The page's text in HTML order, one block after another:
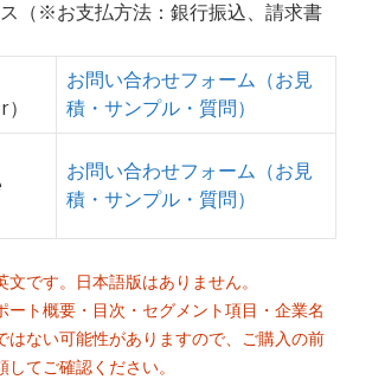
ス（※お支払方法：銀行振込、請求書
お問い合わせフォーム（お見
積・サンプル・質問）
お問い合わせフォーム（お見
積・サンプル・質問）
です。日本語版はありません。
ト概要・目次・セグメント項目・企業名
はない可能性がありますので、ご購入の前
てご確認ください。